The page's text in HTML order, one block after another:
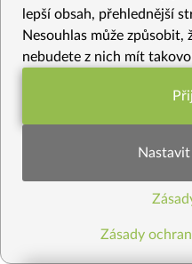
★★★★★15. 7.
Krásný den Petru, moc
trochu počkám. Jsem téměř
Dostaly se mi tu ale do rukou
a začnu o sebe lépe pečovat
milenium.cz
lepší obsah, přehlednější
Nesouhlas může způsobit,
nebudete z nich mít
Funkční nastavení
Statistiky pro lepší
Zásady